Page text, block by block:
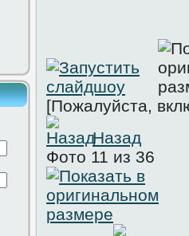
[Пожалуйста,
Назад
Фото 11 из 36